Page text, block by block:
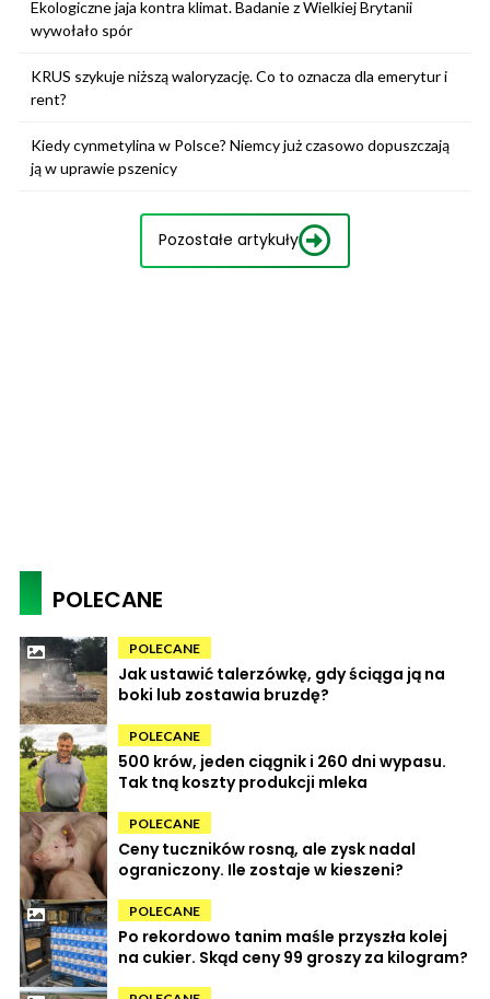
Ekologiczne jaja kontra klimat. Badanie z Wielkiej Brytanii
wywołało spór
KRUS szykuje niższą waloryzację. Co to oznacza dla emerytur i
rent?
Kiedy cynmetylina w Polsce? Niemcy już czasowo dopuszczają
ją w uprawie pszenicy
Pozostałe artykuły
POLECANE
POLECANE
Jak ustawić talerzówkę, gdy ściąga ją na
boki lub zostawia bruzdę?
POLECANE
500 krów, jeden ciągnik i 260 dni wypasu.
Tak tną koszty produkcji mleka
POLECANE
Ceny tuczników rosną, ale zysk nadal
ograniczony. Ile zostaje w kieszeni?
POLECANE
Po rekordowo tanim maśle przyszła kolej
na cukier. Skąd ceny 99 groszy za kilogram?